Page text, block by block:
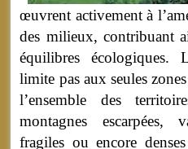
œuvrent activement à
des milieux, contribuant
équilibres écologiques.
limite pas aux seules
l’ensemble des
montagnes escarpées,
fragiles ou encore